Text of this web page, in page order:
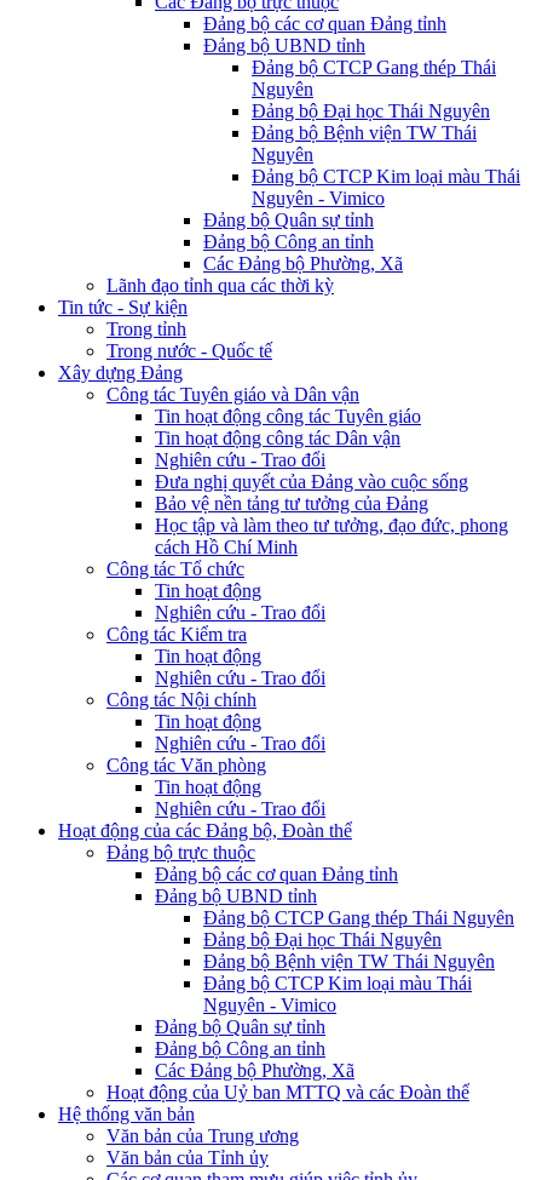
Đảng bộ các cơ quan Đảng tỉnh
Đảng bộ UBND tỉnh
Đảng bộ CTCP Gang thép Thái
Nguyên
Đảng bộ Đại học Thái Nguyên
Đảng bộ Bệnh viện TW Thái
Nguyên
Đảng bộ CTCP Kim loại màu Thái
Nguyên - Vimico
Đảng bộ Quân sự tỉnh
Đảng bộ Công an tỉnh
Các Đảng bộ Phường, Xã
Lãnh đạo tỉnh qua các thời kỳ
Tin tức - Sự kiện
Trong tỉnh
Trong nước - Quốc tế
Xây dựng Đảng
Công tác Tuyên giáo và Dân vận
Tin hoạt động công tác Tuyên giáo
Tin hoạt động công tác Dân vận
Nghiên cứu - Trao đổi
Đưa nghị quyết của Đảng vào cuộc sống
Bảo vệ nền tảng tư tưởng của Đảng
Học tập và làm theo tư tưởng, đạo đức, phong
cách Hồ Chí Minh
Công tác Tổ chức
Tin hoạt động
Nghiên cứu - Trao đổi
Công tác Kiểm tra
Tin hoạt động
Nghiên cứu - Trao đổi
Công tác Nội chính
Tin hoạt động
Nghiên cứu - Trao đổi
Công tác Văn phòng
Tin hoạt động
Nghiên cứu - Trao đổi
Hoạt động của các Đảng bộ, Đoàn thể
Đảng bộ trực thuộc
Đảng bộ các cơ quan Đảng tỉnh
Đảng bộ UBND tỉnh
Đảng bộ CTCP Gang thép Thái Nguyên
Đảng bộ Đại học Thái Nguyên
Đảng bộ Bệnh viện TW Thái Nguyên
Đảng bộ CTCP Kim loại màu Thái
Nguyên - Vimico
Đảng bộ Quân sự tỉnh
Đảng bộ Công an tỉnh
Các Đảng bộ Phường, Xã
Hoạt động của Uỷ ban MTTQ và các Đoàn thể
Hệ thống văn bản
Văn bản của Trung ương
Văn bản của Tỉnh ủy